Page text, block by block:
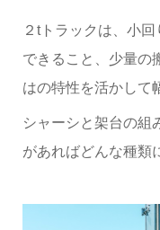
２tトラックは、小
できること、少量の
はの特性を活かして
シャーシと架台の組
があればどんな種類